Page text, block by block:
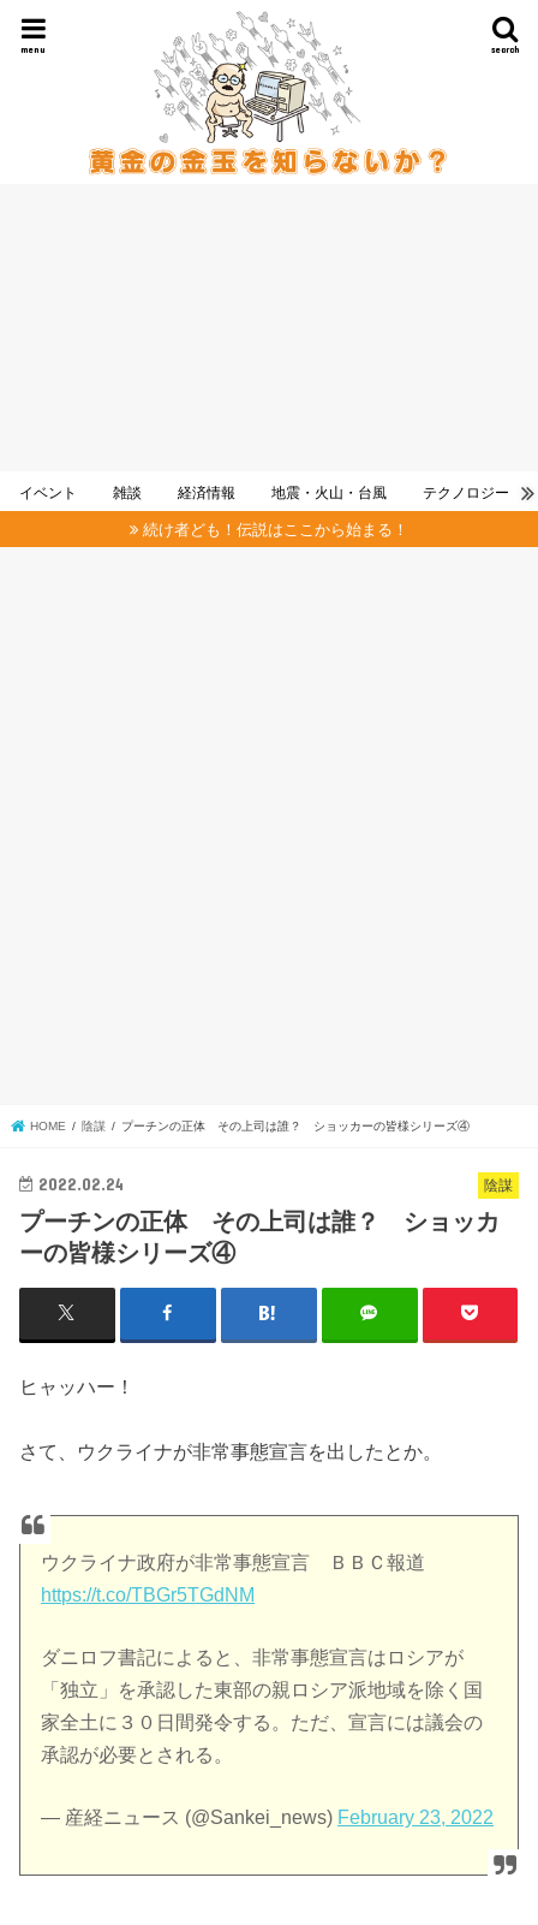
search
menu
イベント 雑談 経済情報 地震・火山・台風 テクノロジー
続け者ども！伝説はここから始まる！
HOME 陰謀 プーチンの正体 その上司は誰？ ショッカーの皆様シリーズ④
陰謀
2022.02.24
プーチンの正体 その上司は誰？ ショッカ
ーの皆様シリーズ④
ヒャッハー！
さて、ウクライナが非常事態宣言を出したとか。
ウクライナ政府が非常事態宣言 ＢＢＣ報道
https://t.co/TBGr5TGdNM
ダニロフ書記によると、非常事態宣言はロシアが
「独立」を承認した東部の親ロシア派地域を除く国
家全土に３０日間発令する。ただ、宣言には議会の
承認が必要とされる。
— 産経ニュース (@Sankei_news) February 23, 2022